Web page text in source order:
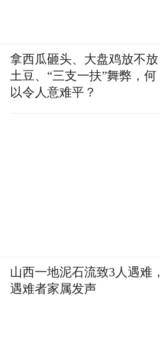
拿西瓜砸头、大盘鸡放不放
土豆、“三支一扶”舞弊，何
以令人意难平？
山西一地泥石流致3人遇难，
遇难者家属发声